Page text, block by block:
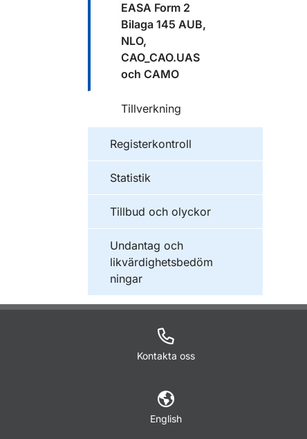
EASA Form 2
Bilaga 145 AUB,
NLO,
CAO_CAO.UAS
och CAMO
Tillverkning
Registerkontroll
Statistik
Tillbud och olyckor
Undantag och
likvärdighetsbedöm
ningar
Kontakta oss
English